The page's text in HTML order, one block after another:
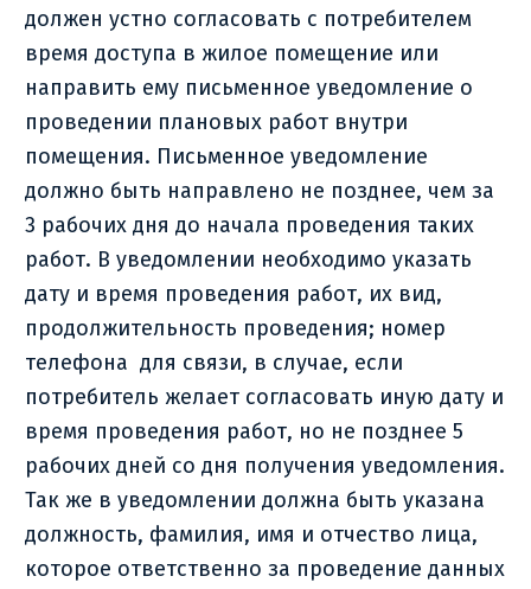
должен устно согласовать с потребителем
время доступа в жилое помещение или
направить ему письменное уведомление о
проведении плановых работ внутри
помещения. Письменное уведомление
должно быть направлено не позднее, чем за
3 рабочих дня до начала проведения таких
работ. В уведомлении необходимо указать
дату и время проведения работ, их вид,
продолжительность проведения; номер
телефона для связи, в случае, если
потребитель желает согласовать иную дату и
время проведения работ, но не позднее 5
рабочих дней со дня получения уведомления.
Так же в уведомлении должна быть указана
должность, фамилия, имя и отчество лица,
которое ответственно за проведение данных